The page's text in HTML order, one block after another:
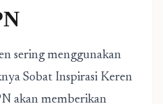
sering menggunakan
Sobat Inspirasi Keren
akan memberikan